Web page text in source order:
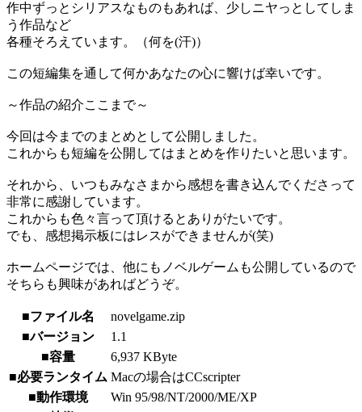
作中ずっとシリアスなものもあれば、少しニヤっとしてしま
う作品など
各種そろえています。（何を(汗)）
この短編集を通して何かあなたの心に響けば幸いです。
～作品の紹介ここまで～
今回は今までのまとめとして公開しました。
これからも短編を公開してはまとめを作りたいと思います。
それから、いつもみなさまから感想を書き込んでくださって
非常に感謝しています。
これからも色々言って頂けるとありがたいです。
でも、感想掲示板にはレスができませんが(笑)
ホームページでは、他にもノベルゲームも公開しているので
そちらも興味があればどうぞ。
■ファイル名
novelgame.zip
■バージョン
1.1
■容量
6,937 KByte
■必要ランタイム Macの場合はCCscripter
■動作環境
Win 95/98/NT/2000/ME/XP